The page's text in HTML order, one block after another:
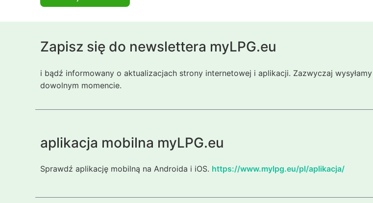
Zapisz się do newslettera myLPG.eu
i bądź informowany o aktualizacjach strony internetowej i aplikacji. Zazwyczaj
dowolnym momencie.
aplikacja mobilna myLPG.eu
Sprawdź aplikację mobilną na Androida i iOS. https://www.mylpg.eu/pl/aplikacja/